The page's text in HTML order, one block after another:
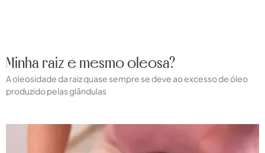
Minha raiz é mesmo oleosa?
A oleosidade da raiz quase sempre se deve ao excesso de óleo
produzido pelas glândulas